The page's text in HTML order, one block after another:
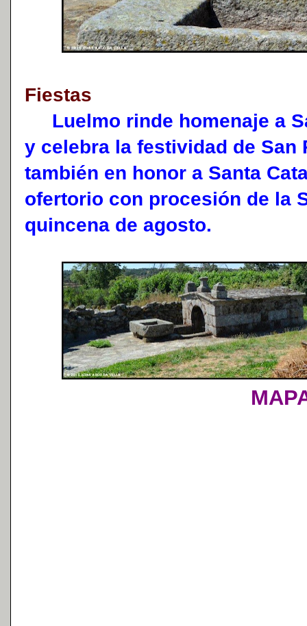
Fiestas
Luelmo rinde homenaje a
y celebra la festividad de San
también en honor a Santa
ofertorio con procesión de la
quincena de agosto.